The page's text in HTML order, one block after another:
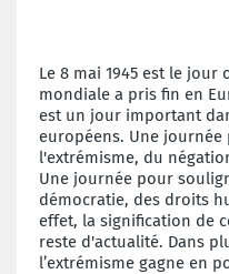
Le 8 mai 1945 est le jour
mondiale a pris fin en
est un jour important
européens. Une journée
l'extrémisme, du
Une journée pour
démocratie, des droits
effet, la signification de
reste d'actualité. Dans
l’extrémisme gagne en